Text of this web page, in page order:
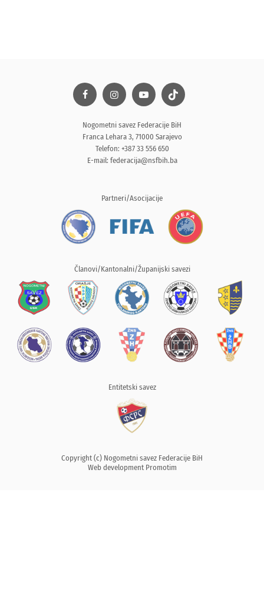
Nogometni savez Federacije BiH
Franca Lehara 3, 71000 Sarajevo
Telefon: +387 33 556 650
E-mail: federacija@nsfbih.ba
Partneri/Asocijacije
Članovi/Kantonalni/Županijski savezi
Entitetski savez
Copyright (c) Nogometni savez Federacije BiH
Web development Promotim